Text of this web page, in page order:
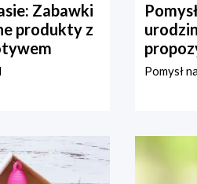
Zabawki
produkty z
Pomysł